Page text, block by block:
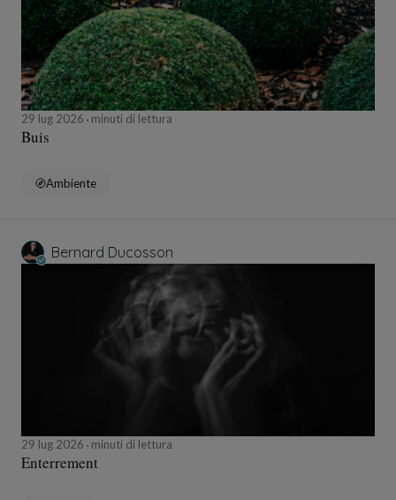
29 lug 2026 minuti di lettura
Buis
Ambiente
Bernard Ducosson
29 lug 2026 minuti di lettura
Enterrement